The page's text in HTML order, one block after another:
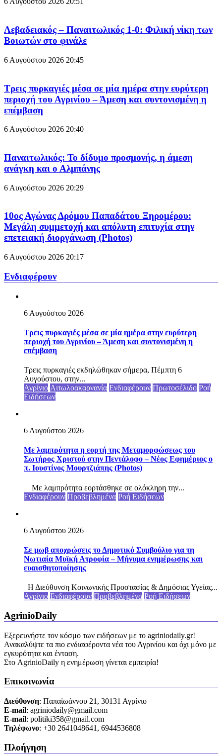
Λεβαδειακός – Παναιτωλικός 1-0: Φιλική νίκη των
Βοιωτών στο φινάλε
6 Αυγούστου 2026 20:45
Τρεις πυρκαγιές μέσα σε μία ημέρα στην ευρύτερη
περιοχή του Αγρινίου – Άμεση και συντονισμένη η
επέμβαση
6 Αυγούστου 2026 20:40
Παναιτωλικός: Το δίδυμο προσμονής, η άμεση
ανάγκη και ο Αλμπάνης
6 Αυγούστου 2026 20:29
10ος Αγώνας Δρόμου Παπαδάτου Ξηρομέρου:
Μεγάλη συμμετοχή και απόλυτη επιτυχία στην
επετειακή διοργάνωση (Photos)
6 Αυγούστου 2026 20:17
Ενδιαφέρουν
6 Αυγούστου 2026
Τρεις πυρκαγιές μέσα σε μία ημέρα στην ευρύτερη
περιοχή του Αγρινίου – Άμεση και συντονισμένη η
επέμβαση
Τρεις πυρκαγιές εκδηλώθηκαν σήμερα, Πέμπτη 6
Αυγούστου, στην...
Αγρίνιο Αιτωλοακαρνανία Ενδιαφέρουν Πρωτοσέλιδο Ροή
Ειδήσεων
6 Αυγούστου 2026
Με λαμπρότητα η εορτή της Μεταμορφώσεως του
Σωτήρος Χριστού στην Πεντάλοφο – Nέος Εφημέριος ο
π. Ιουστίνος Μουρτζιάπης (Photos)
Με λαμπρότητα εορτάσθηκε σε ολόκληρη την...
Ενδιαφέρουν Προβεβλημένα Ροή Ειδήσεων
6 Αυγούστου 2026
Σε μωβ αποχρώσεις το Δημοτικό Συμβούλιο για τη
Νωτιαία Μυϊκή Ατροφία – Μήνυμα ενημέρωσης και
ευαισθητοποίησης
Η Διεύθυνση Κοινωνικής Προστασίας & Δημόσιας Υγείας...
Αγρίνιο Ενδιαφέρουν Προβεβλημένα Ροή Ειδήσεων
AgrinioDaily
Εξερευνήστε τον κόσμο των ειδήσεων με το agriniodaily.gr!
Ανακαλύψτε τα πιο ενδιαφέροντα νέα του Αγρινίου και όχι μόνο με
εγκυρότητα και ένταση.
Στο AgrinioDaily η ενημέρωση γίνεται εμπειρία!
Επικοινωνία
Διεύθυνση: Παπαϊωάννου 21, 30131 Αγρίνιο
Ε-mail: agriniodaily@gmail.com
Ε-mail: politiki358@gmail.com
Τηλέφωνο: +30 2641048641, 6944536808
Πλοήγηση